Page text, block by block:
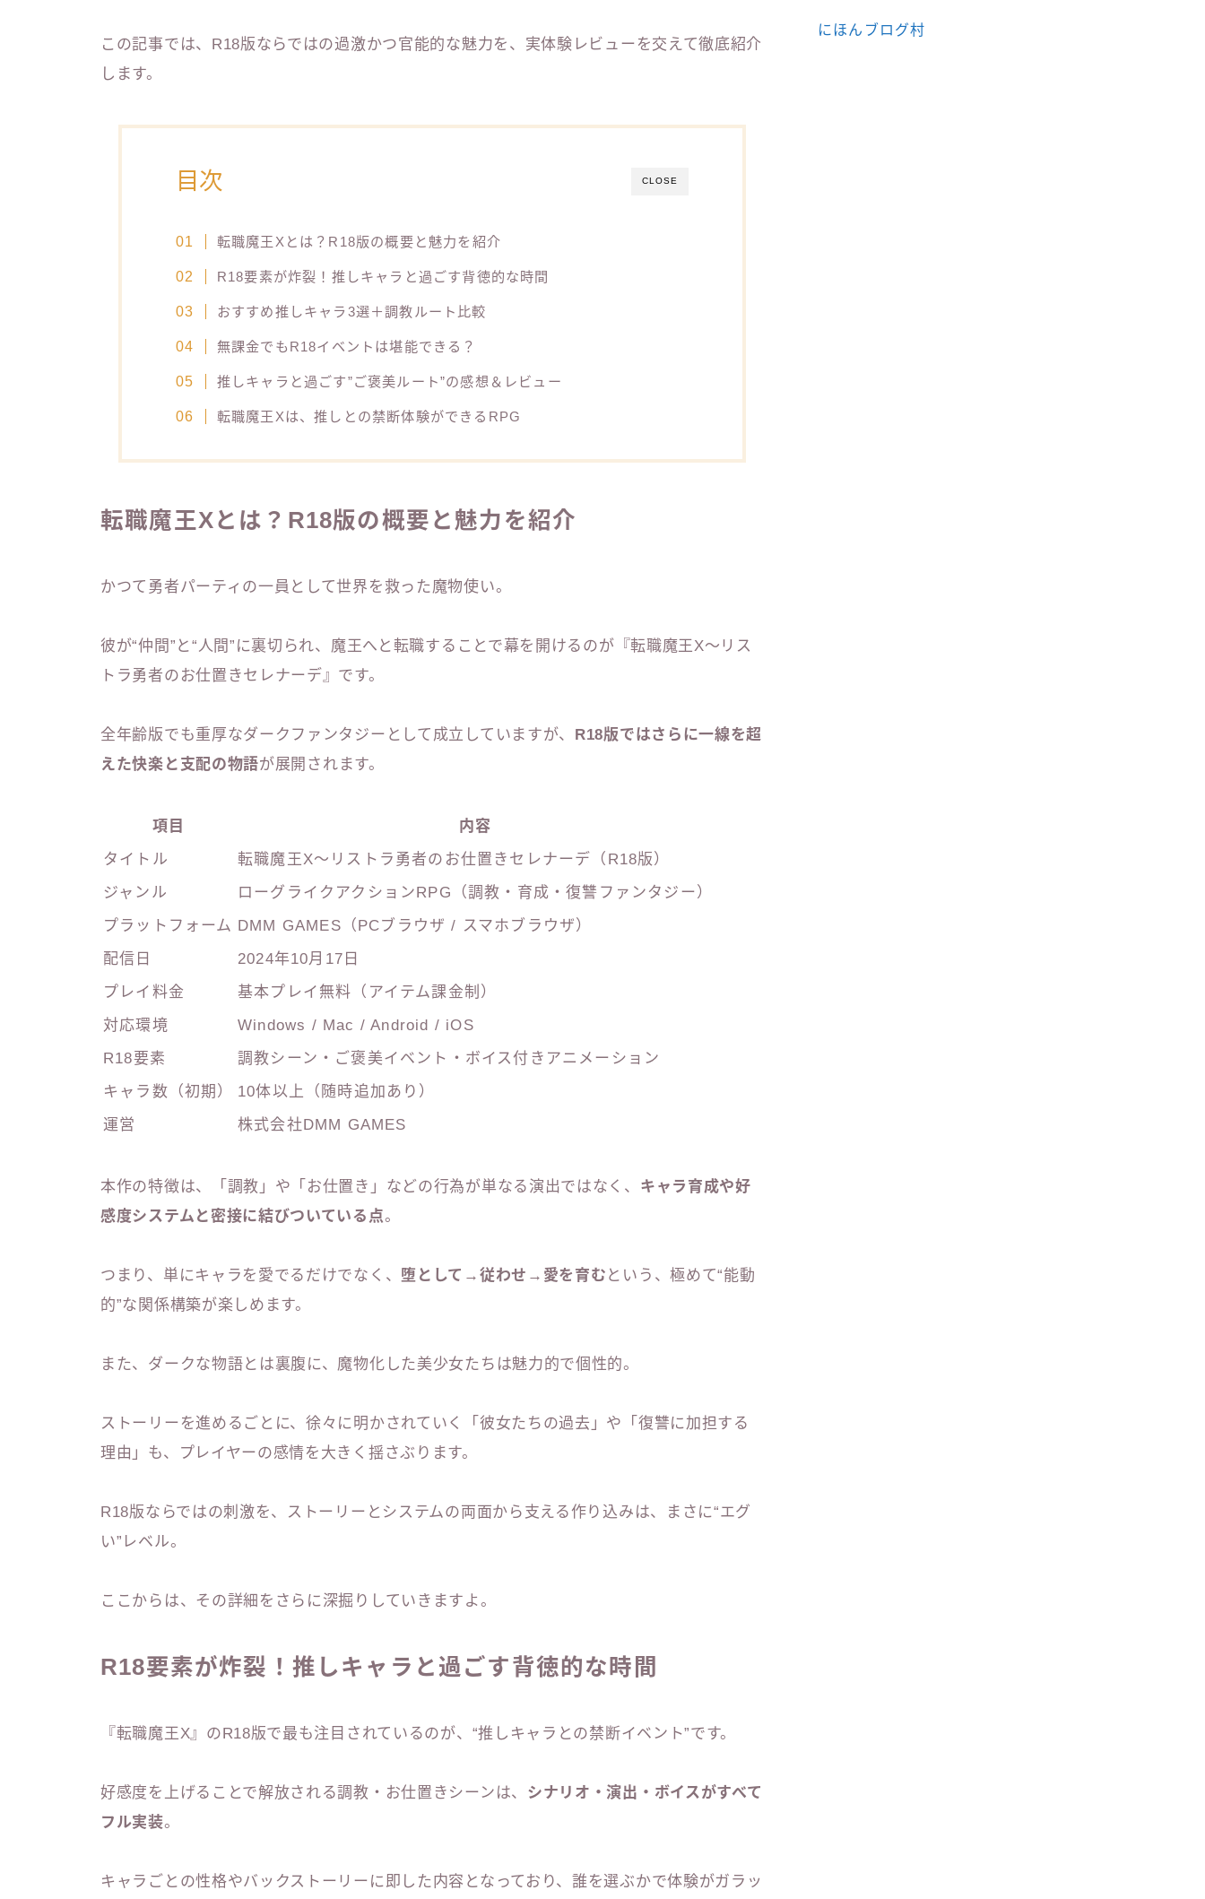
この記事では、R18版ならではの過激かつ官能的な魅力を、実体験レビューを交えて徹底紹介
します。
CLOSE
目次
転職魔王Xとは？R18版の概要と魅力を紹介
R18要素が炸裂！推しキャラと過ごす背徳的な時間
おすすめ推しキャラ3選＋調教ルート比較
無課金でもR18イベントは堪能できる？
推しキャラと過ごす”ご褒美ルート”の感想＆レビュー
転職魔王Xは、推しとの禁断体験ができるRPG
転職魔王Xとは？R18版の概要と魅力を紹介
かつて勇者パーティの一員として世界を救った魔物使い。
彼が“仲間”と“人間”に裏切られ、魔王へと転職することで幕を開けるのが『転職魔王X～リス
トラ勇者のお仕置きセレナーデ』です。
全年齢版でも重厚なダークファンタジーとして成立していますが、 R18版ではさらに一線を超
えた快楽と支配の物語が展開されます。
項目
内容
タイトル
転職魔王X～リストラ勇者のお仕置きセレナーデ（R18版）
ジャンル
ローグライクアクションRPG（調教・育成・復讐ファンタジー）
プラットフォーム DMM GAMES（PCブラウザ / スマホブラウザ）
配信日
2024年10月17日
プレイ料金
基本プレイ無料（アイテム課金制）
対応環境
Windows / Mac / Android / iOS
R18要素
調教シーン・ご褒美イベント・ボイス付きアニメーション
キャラ数（初期）
10体以上（随時追加あり）
運営
株式会社DMM GAMES
本作の特徴は、「調教」や「お仕置き」などの行為が単なる演出ではなく、 キャラ育成や好
感度システムと密接に結びついている点。
つまり、単にキャラを愛でるだけでなく、 堕として→従わせ→愛を育む という、極めて“能動
的”な関係構築が楽しめます。
また、ダークな物語とは裏腹に、魔物化した美少女たちは魅力的で個性的。
ストーリーを進めるごとに、徐々に明かされていく「彼女たちの過去」や「復讐に加担する
理由」も、プレイヤーの感情を大きく揺さぶります。
R18版ならではの刺激を、ストーリーとシステムの両面から支える作り込みは、まさに“エグ
い”レベル。
ここからは、その詳細をさらに深掘りしていきますよ。
R18要素が炸裂！推しキャラと過ごす背徳的な時間
『転職魔王X』のR18版で最も注目されているのが、“推しキャラとの禁断イベント”です。
好感度を上げることで解放される調教・お仕置きシーンは、 シナリオ・演出・ボイスがすべて
フル実装。
キャラごとの性格やバックストーリーに即した内容となっており、誰を選ぶかで体験がガラッ
にほんブログ村